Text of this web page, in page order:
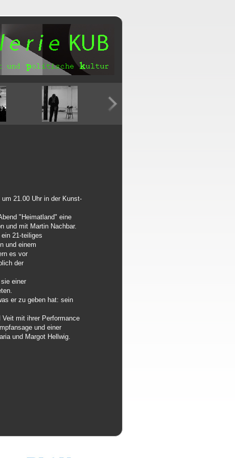
21.00 Uhr in der Kunst-
"Heimatland" eine
und mit Martin Nachbar.
21-teiliges
und einem
es vor
der
einer
er zu geben hat: sein
mit ihrer Performance
und einer
und Margot Hellwig.